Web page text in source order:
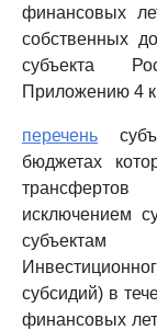
финансовых
собственных
субъекта
Приложению 4
перечень
бюджетах
исключением
субъектам
субсидий) в
финансовых